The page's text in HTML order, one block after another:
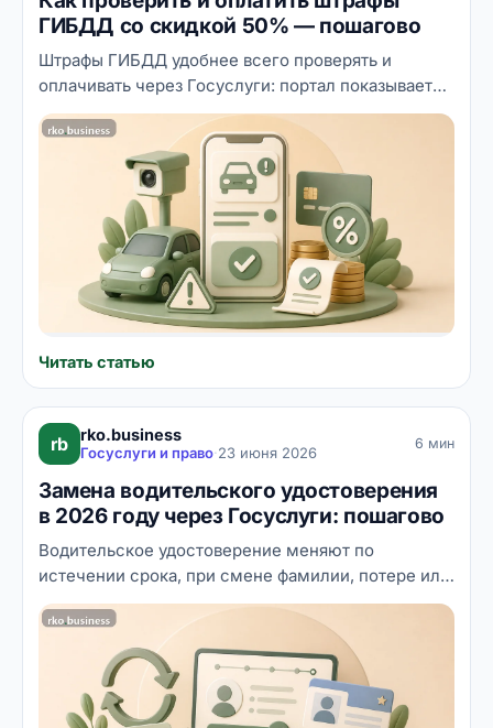
ГИБДД со скидкой 50% — пошагово
Штрафы ГИБДД удобнее всего проверять и
оплачивать через Госуслуги: портал показывает
все постановления, присылает уведомления и
позволяет заплатить со скидкой 50%, если
уложиться в установленный срок. Разбираем по
шагам, как найти свои штрафы, как не потерять
скидку, как обжаловать неправомерное
постановление и что делать, если штраф уже
просрочен.
Читать статью
rb rko.business
Госуслуги и право·23 июня 2026
6 мин
Замена водительского удостоверения
в 2026 году через Госуслуги: пошагово
Водительское удостоверение меняют по
истечении срока, при смене фамилии, потере или
порче, а запись в ГИБДД и оплата пошлины
делаются онлайн через Госуслуги. Разбираем по
шагам, в каких случаях нужна замена, когда
требуется медицинская справка, сколько
составляет госпошлина и как записаться в